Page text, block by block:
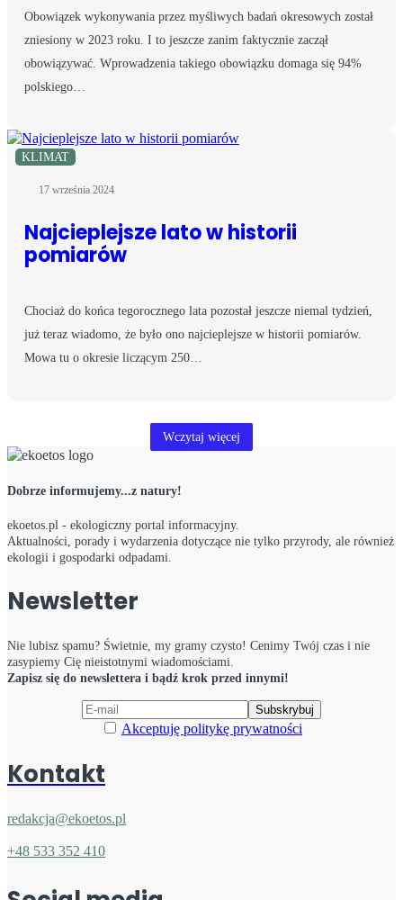
Obowiązek wykonywania przez myśliwych badań okresowych został
zniesiony w 2023 roku. I to jeszcze zanim faktycznie zaczął
obowiązywać. Wprowadzenia takiego obowiązku domaga się 94%
polskiego…
KLIMAT
17 września 2024
Najcieplejsze lato w historii
pomiarów
Chociaż do końca tegorocznego lata pozostał jeszcze niemal tydzień,
już teraz wiadomo, że było ono najcieplejsze w historii pomiarów.
Mowa tu o okresie liczącym 250…
Wczytaj więcej
Dobrze informujemy...z natury!
ekoetos.pl - ekologiczny portal informacyjny.
Aktualności, porady i wydarzenia dotyczące nie tylko przyrody, ale również
ekologii i gospodarki odpadami.
Newsletter
Nie lubisz spamu? Świetnie, my gramy czysto! Cenimy Twój czas i nie
zasypiemy Cię nieistotnymi wiadomościami.
Zapisz się do newslettera i bądź krok przed innymi!
Akceptuję politykę prywatności
Kontakt
redakcja@ekoetos.pl
+48 533 352 410